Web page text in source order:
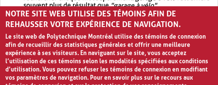
souvent plus de résultat que"garage à vélo".
Envisagez d'élargir votre recherche avec OR.garage OR vélo
retournera souvent plus de résultat quegarage à vélo
NOTRE SITE WEB UTILISE DES TÉMOINS AFIN DE
REHAUSSER VOTRE EXPÉRIENCE DE NAVIGATION.
Le site web de Polytechnique Montréal utilise des témoins de connexion
afin de recueillir des statistiques générales et offrir une meilleure
expérience à ses visiteurs. En naviguant sur le site, vous acceptez
l’utilisation de ces témoins selon les modalités spécifiées aux conditions
d’utilisation. Vous pouvez refuser les témoins de connexion en modifiant
vos paramètres de navigation. Pour en savoir plus sur le recours aux